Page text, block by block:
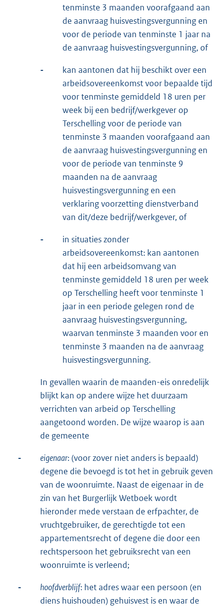
tenminste 3 maanden voorafgaand aan
de aanvraag huisvestingsvergunning en
voor de periode van tenminste 1 jaar na
de aanvraag huisvestingsvergunning, of
-
kan aantonen dat hij beschikt over een
arbeidsovereenkomst voor bepaalde tijd
voor tenminste gemiddeld 18 uren per
week bij een bedrijf/werkgever op
Terschelling voor de periode van
tenminste 3 maanden voorafgaand aan
de aanvraag huisvestingsvergunning en
voor de periode van tenminste 9
maanden na de aanvraag
huisvestingsvergunning en een
verklaring voorzetting dienstverband
van dit/deze bedrijf/werkgever, of
-
in situaties zonder
arbeidsovereenkomst: kan aantonen
dat hij een arbeidsomvang van
tenminste gemiddeld 18 uren per week
op Terschelling heeft voor tenminste 1
jaar in een periode gelegen rond de
aanvraag huisvestingsvergunning,
waarvan tenminste 3 maanden voor en
tenminste 3 maanden na de aanvraag
huisvestingsvergunning.
In gevallen waarin de maanden-eis onredelijk
blijkt kan op andere wijze het duurzaam
verrichten van arbeid op Terschelling
aangetoond worden. De wijze waarop is aan
de gemeente
- eigenaar: (voor zover niet anders is bepaald)
degene die bevoegd is tot het in gebruik geven
van de woonruimte. Naast de eigenaar in de
zin van het Burgerlijk Wetboek wordt
hieronder mede verstaan de erfpachter, de
vruchtgebruiker, de gerechtigde tot een
appartementsrecht of degene die door een
rechtspersoon het gebruiksrecht van een
woonruimte is verleend;
- hoofdverblijf: het adres waar een persoon (en
diens huishouden) gehuisvest is en waar de